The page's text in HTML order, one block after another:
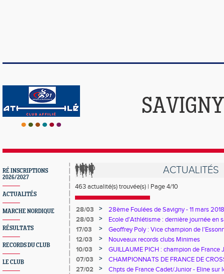
RÉ INSCRIPTIONS
2026/2027
ACTUALITÉS
MARCHE NORDIQUE
RÉSULTATS
RECORDS DU CLUB
LE CLUB
ACTUALITÉS
463 actualité(s) trouvée(s) | Page 4/10
28/03 >
28ème Foulées de Savigny - 11 mars 2018
28/03
>
Ecole d'Athlétisme : dernière journée en
17/03
>
Geoffrey Poly : Vice champion de
week-end de rêve"
12/03 >
Nouveaux records clubs Minimes
10/03
>
GUILLAUME PICH : champion de France
adapté
07/03 >
CHAMPIONNATS DE FRANCE DE
27/02
>
Chpts de France Cadet/Junior - Eline sur